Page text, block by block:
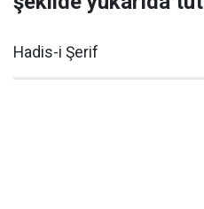
Hadis-i Şerif